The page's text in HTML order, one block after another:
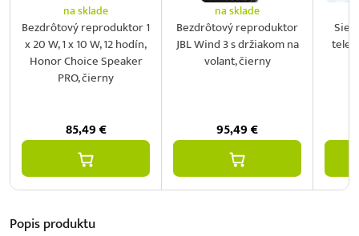
na sklade
Bezdrôtový reproduktor 1
x 20 W, 1 x 10 W, 12 hodín,
Honor Choice Speaker
PRO, čierny
85,49€
na sklade
Bezdrôtový reproduktor
JBL Wind 3 s držiakom na
volant, čierny
95,49€
Popisproduktu